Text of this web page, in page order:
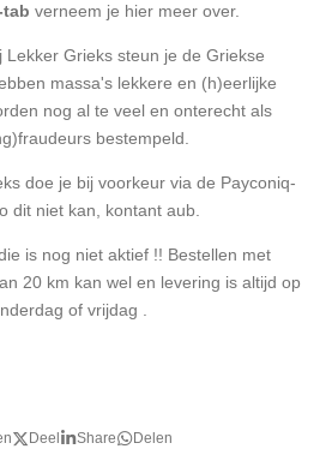
verneem je hier meer over.
Lekker Grieks steun je de Griekse
massa's lekkere en (h)eerlijke
nog al te veel en onterecht als
bestempeld.
doe je bij voorkeur via de Payconiq-
dit niet kan, kontant aub.
is nog niet aktief !! Bestellen met
20 km kan wel en levering is altijd op
of vrijdag .
Deel Share Delen